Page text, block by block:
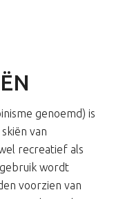
genoemd) is
van
recreatief als
wordt
voorzien van